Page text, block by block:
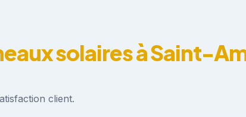
solaires à Saint-
client.